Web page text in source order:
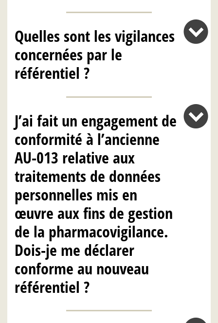
Quelles sont les vigilances
concernées par le
référentiel ?
J’ai fait un engagement de
conformité à l’ancienne
AU-013 relative aux
traitements de données
personnelles mis en
œuvre aux fins de gestion
de la pharmacovigilance.
Dois-je me déclarer
conforme au nouveau
référentiel ?